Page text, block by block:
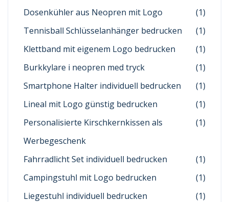
Dosenkühler aus Neopren mit Logo
(1)
Tennisball Schlüsselanhänger bedrucken
(1)
Klettband mit eigenem Logo bedrucken
(1)
Burkkylare i neopren med tryck
(1)
Smartphone Halter individuell bedrucken
(1)
Lineal mit Logo günstig bedrucken
(1)
Personalisierte Kirschkernkissen als
Werbegeschenk
(1)
Fahrradlicht Set individuell bedrucken
(1)
Campingstuhl mit Logo bedrucken
(1)
Liegestuhl individuell bedrucken
(1)